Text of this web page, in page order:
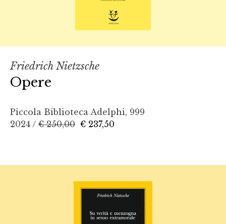
Friedrich Nietzsche
Opere
Piccola Biblioteca Adelphi, 999
2024 / € 250,00 € 237,50